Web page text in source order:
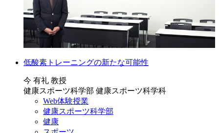
低酸素トレーニングの新たな可能性
今 有礼 教授
健康スポーツ科学部 健康スポーツ科学科
Web体験授業
健康スポーツ科学部
健康